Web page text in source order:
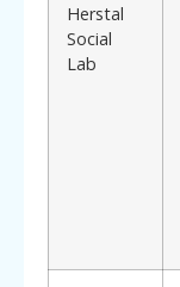
Herstal
Social
Lab